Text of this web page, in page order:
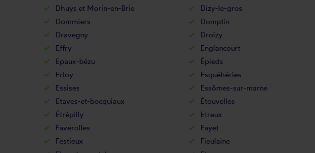
Dhuys et Morin-en-Brie
Dizy-le-gros
Dommiers
Domptin
Dravegny
Droizy
Effry
Englancourt
Epaux-bézu
Épieds
Erloy
Esquéhéries
Essises
Essômes-sur-marne
Etaves-et-bocquiaux
Étouvelles
Étrépilly
Etreux
Faverolles
Fayet
Festieux
Fieulaine